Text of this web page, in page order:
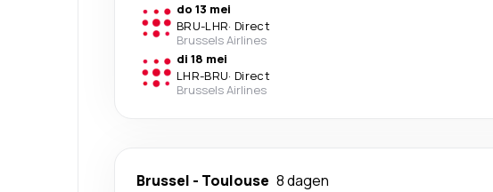
do 13 mei
BRU-LHR· Direct
Brussels Airlines
di 18 mei
LHR-BRU· Direct
Brussels Airlines
Brussel - Toulouse 8 dagen